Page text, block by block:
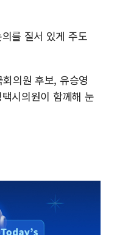
를 질서 있게 주도
의원 후보, 유승영
시의원이 함께해 눈